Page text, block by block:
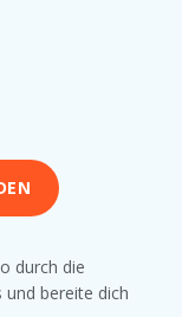
durch die
bereite dich